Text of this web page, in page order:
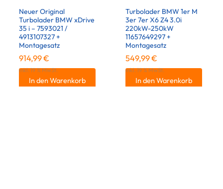
Neuer Original
Turbolader BMW xDrive
35 i – 7593021 /
4913107327 +
Montagesatz
914,99€
inkl. 19 % MwSt.
In den Warenkorb
Turbolader BMW 1er M
3er 7er X6 Z4 3.0i
220kW-250kW
11657649297 +
Montagesatz
549,99€
inkl. 19 % MwSt.
In den Warenkorb